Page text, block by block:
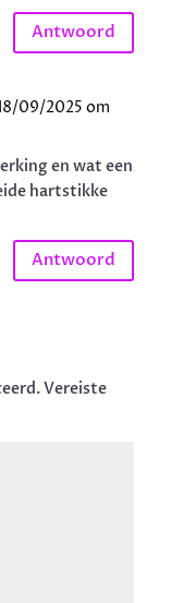
Antwoord
09/2025 om
en wat een
hartstikke
Antwoord
Vereiste